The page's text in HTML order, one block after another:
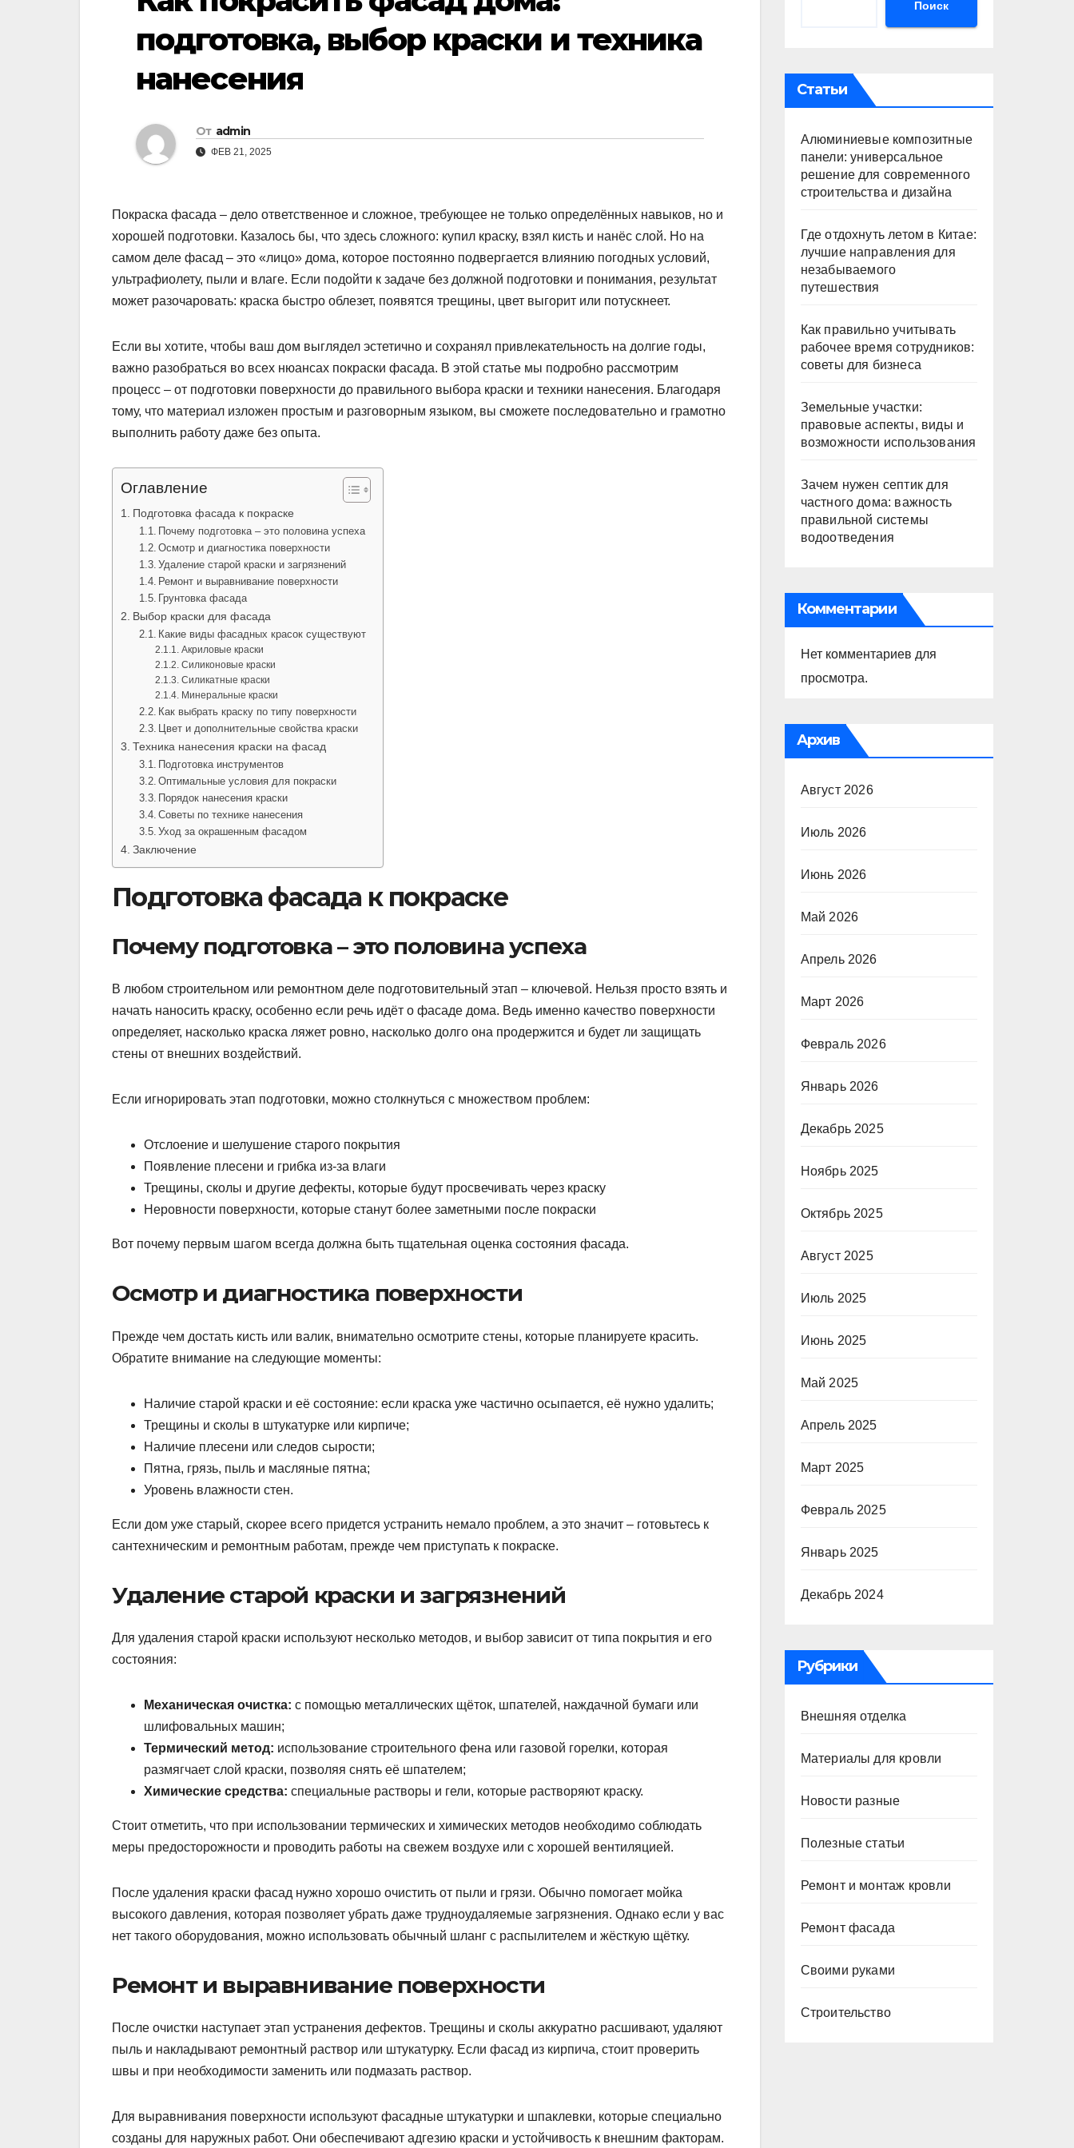
подготовка, выбор краски и техника
нанесения
От admin
ФЕВ 21, 2025
Покраска фасада – дело ответственное и сложное, требующее не только определённых навыков, но и
хорошей подготовки. Казалось бы, что здесь сложного: купил краску, взял кисть и нанёс слой. Но на
самом деле фасад – это «лицо» дома, которое постоянно подвергается влиянию погодных условий,
ультрафиолету, пыли и влаге. Если подойти к задаче без должной подготовки и понимания, результат
может разочаровать: краска быстро облезет, появятся трещины, цвет выгорит или потускнеет.
Если вы хотите, чтобы ваш дом выглядел эстетично и сохранял привлекательность на долгие годы,
важно разобраться во всех нюансах покраски фасада. В этой статье мы подробно рассмотрим
процесс – от подготовки поверхности до правильного выбора краски и техники нанесения. Благодаря
тому, что материал изложен простым и разговорным языком, вы сможете последовательно и грамотно
выполнить работу даже без опыта.
Оглавление
Подготовка фасада к покраске
Почему подготовка – это половина успеха
Осмотр и диагностика поверхности
Удаление старой краски и загрязнений
Ремонт и выравнивание поверхности
Грунтовка фасада
Выбор краски для фасада
Какие виды фасадных красок существуют
Акриловые краски
Силиконовые краски
Силикатные краски
Минеральные краски
Как выбрать краску по типу поверхности
Цвет и дополнительные свойства краски
Техника нанесения краски на фасад
Подготовка инструментов
Оптимальные условия для покраски
Порядок нанесения краски
Советы по технике нанесения
Уход за окрашенным фасадом
Заключение
Подготовка фасада к покраске
Почему подготовка – это половина успеха
В любом строительном или ремонтном деле подготовительный этап – ключевой. Нельзя просто взять и
начать наносить краску, особенно если речь идёт о фасаде дома. Ведь именно качество поверхности
определяет, насколько краска ляжет ровно, насколько долго она продержится и будет ли защищать
стены от внешних воздействий.
Если игнорировать этап подготовки, можно столкнуться с множеством проблем:
Отслоение и шелушение старого покрытия
Появление плесени и грибка из-за влаги
Трещины, сколы и другие дефекты, которые будут просвечивать через краску
Неровности поверхности, которые станут более заметными после покраски
Вот почему первым шагом всегда должна быть тщательная оценка состояния фасада.
Осмотр и диагностика поверхности
Прежде чем достать кисть или валик, внимательно осмотрите стены, которые планируете красить.
Обратите внимание на следующие моменты:
Наличие старой краски и её состояние: если краска уже частично осыпается, её нужно удалить;
Трещины и сколы в штукатурке или кирпиче;
Наличие плесени или следов сырости;
Пятна, грязь, пыль и масляные пятна;
Уровень влажности стен.
Если дом уже старый, скорее всего придется устранить немало проблем, а это значит – готовьтесь к
сантехническим и ремонтным работам, прежде чем приступать к покраске.
Удаление старой краски и загрязнений
Для удаления старой краски используют несколько методов, и выбор зависит от типа покрытия и его
состояния:
Механическая очистка: с помощью металлических щёток, шпателей, наждачной бумаги или
шлифовальных машин;
Термический метод: использование строительного фена или газовой горелки, которая
размягчает слой краски, позволяя снять её шпателем;
Химические средства: специальные растворы и гели, которые растворяют краску.
Стоит отметить, что при использовании термических и химических методов необходимо соблюдать
меры предосторожности и проводить работы на свежем воздухе или с хорошей вентиляцией.
После удаления краски фасад нужно хорошо очистить от пыли и грязи. Обычно помогает мойка
высокого давления, которая позволяет убрать даже трудноудаляемые загрязнения. Однако если у вас
нет такого оборудования, можно использовать обычный шланг с распылителем и жёсткую щётку.
Ремонт и выравнивание поверхности
После очистки наступает этап устранения дефектов. Трещины и сколы аккуратно расшивают, удаляют
пыль и накладывают ремонтный раствор или штукатурку. Если фасад из кирпича, стоит проверить
швы и при необходимости заменить или подмазать раствор.
Для выравнивания поверхности используют фасадные штукатурки и шпаклевки, которые специально
созданы для наружных работ. Они обеспечивают адгезию краски и устойчивость к внешним факторам.
Поиск
Статьи
Алюминиевые композитные
панели: универсальное
решение для современного
строительства и дизайна
Где отдохнуть летом в Китае:
лучшие направления для
незабываемого
путешествия
Как правильно учитывать
рабочее время сотрудников:
советы для бизнеса
Земельные участки:
правовые аспекты, виды и
возможности использования
Зачем нужен септик для
частного дома: важность
правильной системы
водоотведения
Комментарии
Нет комментариев для
просмотра.
Архив
Август 2026
Июль 2026
Июнь 2026
Май 2026
Апрель 2026
Март 2026
Февраль 2026
Январь 2026
Декабрь 2025
Ноябрь 2025
Октябрь 2025
Август 2025
Июль 2025
Июнь 2025
Май 2025
Апрель 2025
Март 2025
Февраль 2025
Январь 2025
Декабрь 2024
Рубрики
Внешняя отделка
Материалы для кровли
Новости разные
Полезные статьи
Ремонт и монтаж кровли
Ремонт фасада
Своими руками
Строительство